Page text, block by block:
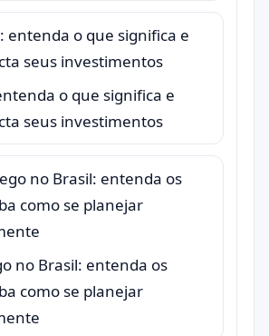
o que significa e
seus investimentos
no Brasil: entenda os
como se planejar